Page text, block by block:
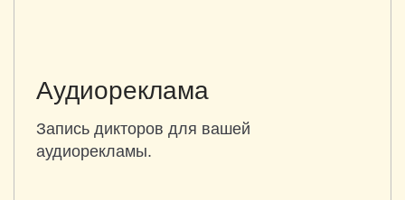
Аудиореклама
Запись дикторов для вашей
аудиорекламы.